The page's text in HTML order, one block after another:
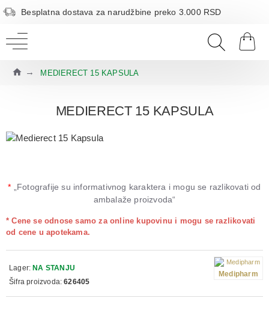
Besplatna dostava za narudžbine preko 3.000 RSD
MEDIERECT 15 KAPSULA
MEDIERECT 15 KAPSULA
* „Fotografije su informativnog karaktera i mogu se razlikovati od
ambalaže proizvoda“
* Cene se odnose samo za online kupovinu i mogu se razlikovati
od cene u apotekama.
Lager: NA STANJU
Šifra proizvoda: 626405
Medipharm